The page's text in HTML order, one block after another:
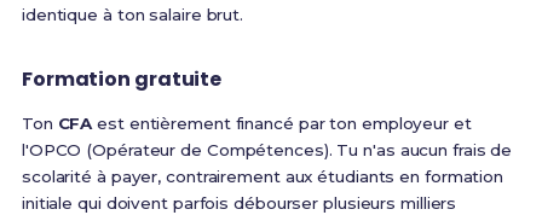
identique à ton salaire brut.
Formation gratuite
Ton CFAest entièrement financé par ton employeur et
l'OPCO (Opérateur de Compétences). Tu n'as aucun frais de
scolarité à payer, contrairement aux étudiants en formation
initiale qui doivent parfois débourser plusieurs milliers